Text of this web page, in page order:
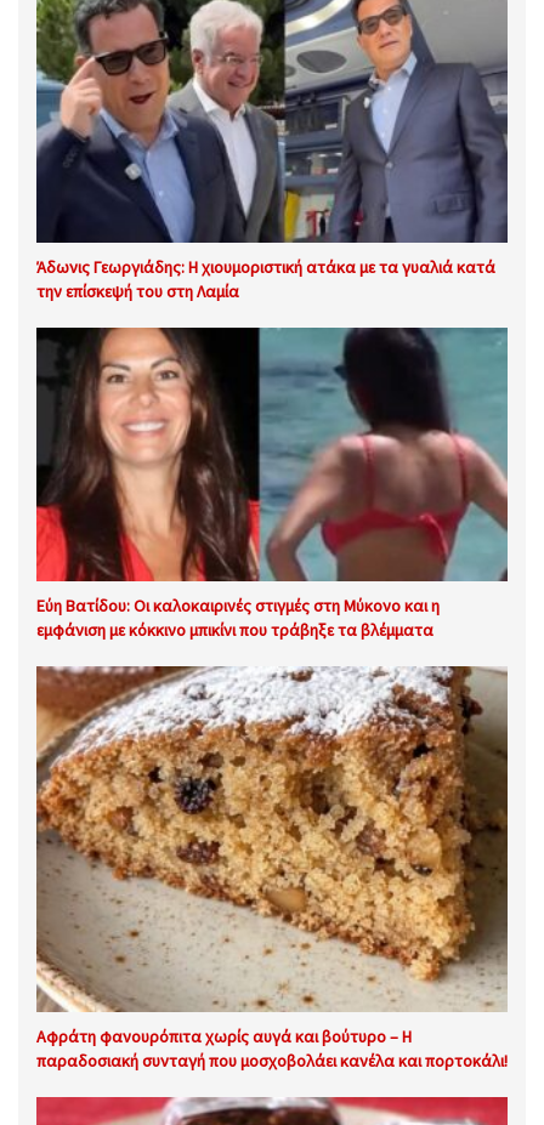
Άδωνις Γεωργιάδης: Η χιουμοριστική ατάκα με τα γυαλιά κατά
την επίσκεψή του στη Λαμία
Εύη Βατίδου: Οι καλοκαιρινές στιγμές στη Μύκονο και η
εμφάνιση με κόκκινο μπικίνι που τράβηξε τα βλέμματα
Αφράτη φανουρόπιτα χωρίς αυγά και βούτυρο – Η
παραδοσιακή συνταγή που μοσχοβολάει κανέλα και πορτοκάλι!